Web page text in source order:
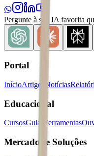
Pergunte à sua IA favorita
Portal
InícioArtigos Notícias
Educacional
CursosGuias Ferramentas
Mercados e Soluções